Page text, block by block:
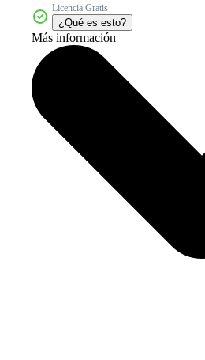
Licencia Gratis
¿Qué es esto?
Más información